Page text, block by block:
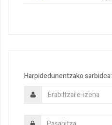
Harpidedunentzako sarbidea: